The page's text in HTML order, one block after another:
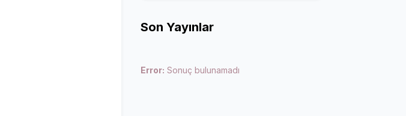
Son Yayınlar
Error: Sonuç bulunamadı